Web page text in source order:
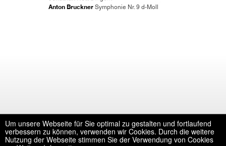
Um unsere Webseite für Sie optimal zu gestalten und fortlaufend
verbessern zu können, verwenden wir Cookies. Durch die weitere
Nutzung der Webseite stimmen Sie der Verwendung von Cookies
Anton BrucknerSymphonie Nr. 9 d-Moll